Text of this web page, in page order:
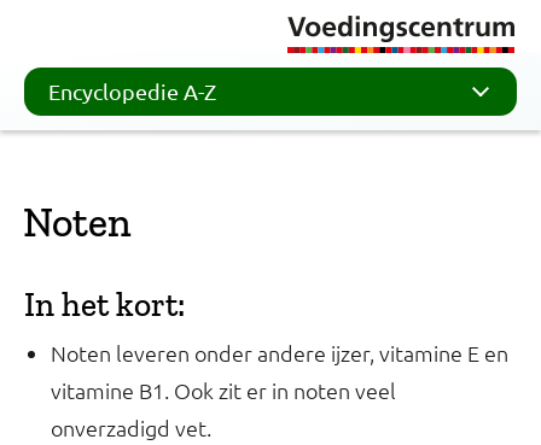
Encyclopedie A-Z
Noten
In het kort:
Noten leveren onder andere ijzer, vitamine E en
vitamine B1. Ook zit er in noten veel
onverzadigd vet.